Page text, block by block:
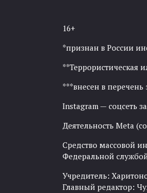
16+
*признан в России
**Террористическая
***внесен в
Instagram — соцсеть
Деятельность Meta
Средство массовой
Федеральной
Учредитель:
Главный редактор: